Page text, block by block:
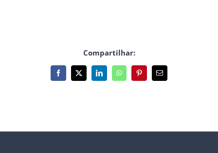
Compartilhar:
Facebook
X LinkedInWhatsAppPinterest
E-
mail